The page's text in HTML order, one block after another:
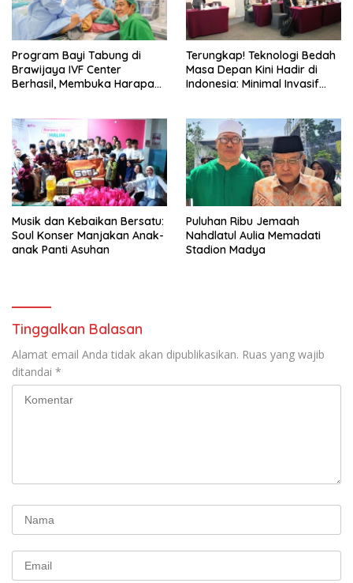
Program Bayi Tabung di
Brawijaya IVF Center
Berhasil, Membuka Harapan
Menginginkan Anak
Terungkap! Teknologi Bedah
Masa Depan Kini Hadir di
Indonesia: Minimal Invasif
Musik dan Kebaikan Bersatu:
Soul Konser Manjakan Anak-
anak Panti Asuhan
Puluhan Ribu Jemaah
Nahdlatul Aulia Memadati
Stadion Madya
Tinggalkan Balasan
Alamat email Anda tidak akan dipublikasikan. Ruas yang wajib
ditandai *